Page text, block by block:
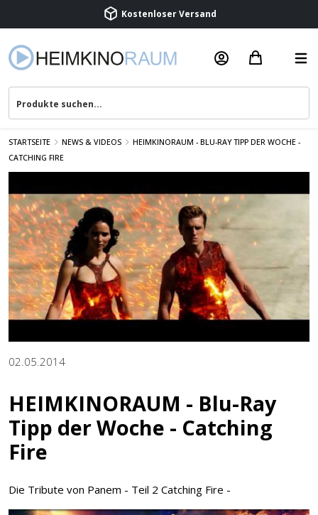
Kostenloser Versand
Beratung & Service
STARTSEITE NEWS & VIDEOS
HEIMKINORAUM - BLU-RAY TIPP DER WOCHE -
CATCHING FIRE
02.05.2014
HEIMKINORAUM - Blu-Ray
Tipp der Woche - Catching
Fire
Die Tribute von Panem - Teil 2 Catching Fire -